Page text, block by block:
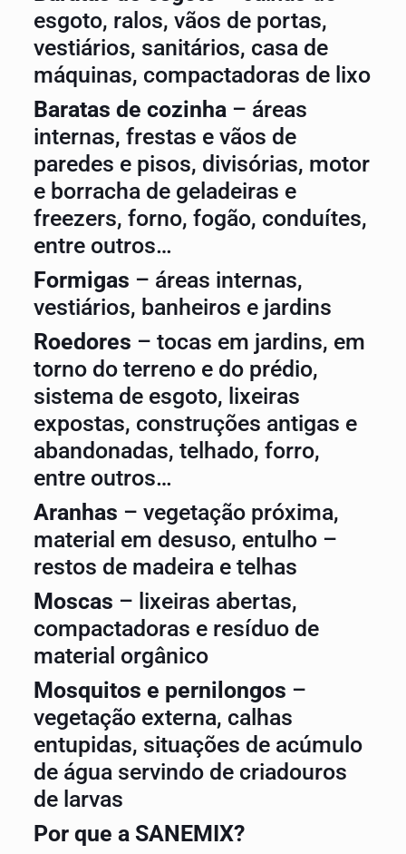
esgoto, ralos, vãos de portas,
vestiários, sanitários, casa de
máquinas, compactadoras de lixo
Baratas de cozinha – áreas
internas, frestas e vãos de
paredes e pisos, divisórias, motor
e borracha de geladeiras e
freezers, forno, fogão, conduítes,
entre outros…
Formigas – áreas internas,
vestiários, banheiros e jardins
Roedores – tocas em jardins, em
torno do terreno e do prédio,
sistema de esgoto, lixeiras
expostas, construções antigas e
abandonadas, telhado, forro,
entre outros…
Aranhas – vegetação próxima,
material em desuso, entulho –
restos de madeira e telhas
Moscas – lixeiras abertas,
compactadoras e resíduo de
material orgânico
Mosquitos e pernilongos –
vegetação externa, calhas
entupidas, situações de acúmulo
de água servindo de criadouros
de larvas
Por que a SANEMIX?